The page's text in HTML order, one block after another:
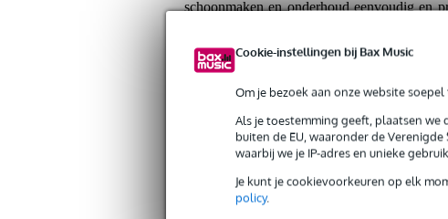
Cookie-instellingen bij Bax Music
Om je bezoek aan onze website
Als je toestemming geeft, plaatsen we
buiten de EU, waaronder de
waarbij we je IP-adres en unieke
Je kunt je cookievoorkeuren op elk
policy.
schoonmaken en onderhoud eenvoudig en
draagtas en lesmateriaal, zodat je altijd
muzikale basis kunt opbouwen.
Tips of opmerkingen over dit product
Muziekscholen werken standaard
Op de afbeelding ziet u een witte